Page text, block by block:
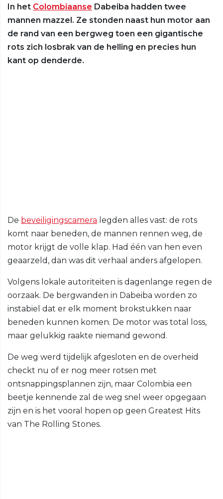
In het Colombiaanse Dabeiba hadden twee
mannen mazzel. Ze stonden naast hun motor aan
de rand van een bergweg toen een gigantische
rots zich losbrak van de helling en precies hun
kant op denderde.
De beveiligingscamera legden alles vast: de rots
komt naar beneden, de mannen rennen weg, de
motor krijgt de volle klap. Had één van hen even
geaarzeld, dan was dit verhaal anders afgelopen.
Volgens lokale autoriteiten is dagenlange regen de
oorzaak. De bergwanden in Dabeiba worden zo
instabiel dat er elk moment brokstukken naar
beneden kunnen komen. De motor was total loss,
maar gelukkig raakte niemand gewond.
De weg werd tijdelijk afgesloten en de overheid
checkt nu of er nog meer rotsen met
ontsnappingsplannen zijn, maar Colombia een
beetje kennende zal de weg snel weer opgegaan
zijn en is het vooral hopen op geen Greatest Hits
van The Rolling Stones.